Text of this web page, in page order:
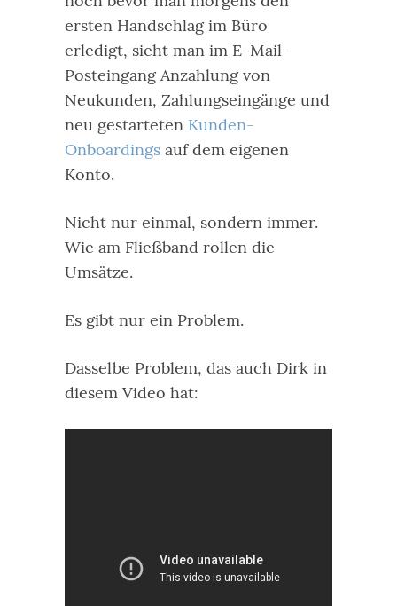
ersten Handschlag im Büro
erledigt, sieht man im E-Mail-
Posteingang Anzahlung von
Neukunden, Zahlungseingänge und
neu gestarteten Kunden-
Onboardingsauf dem eigenen
Konto.
Nicht nur einmal, sondern immer.
Wie am Fließband rollen die
Umsätze.
Es gibt nur ein Problem.
Dasselbe Problem, das auch Dirk in
diesem Video hat: